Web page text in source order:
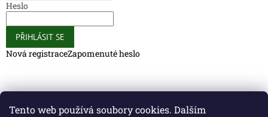
Tento web používá soubory cookies. Dalším
Heslo
PŘIHLÁSIT SE
Nová registraceZapomenuté heslo